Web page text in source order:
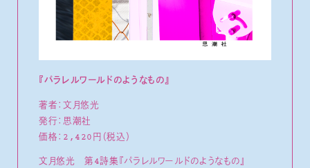
『パラレルワールドのようなもの』
著者：文月悠光
発行：思潮社
価格：2,420円（税込）
文月悠光 第4詩集『パラレルワールドのようなもの』